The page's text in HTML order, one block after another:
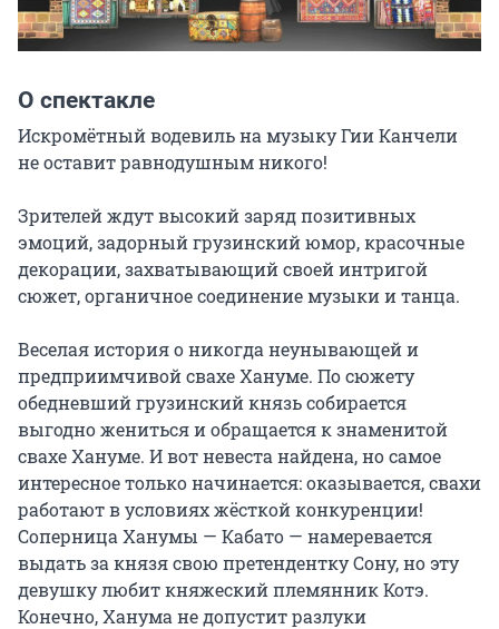
О спектакле
Искромётный водевиль на музыку Гии Канчели
не оставит равнодушным никого!
Зрителей ждут высокий заряд позитивных
эмоций, задорный грузинский юмор, красочные
декорации, захватывающий своей интригой
сюжет, органичное соединение музыки и танца.
Веселая история о никогда неунывающей и
предприимчивой свахе Хануме. По сюжету
обедневший грузинский князь собирается
выгодно жениться и обращается к знаменитой
свахе Хануме. И вот невеста найдена, но самое
интересное только начинается: оказывается, свахи
работают в условиях жёсткой конкуренции!
Соперница Ханумы — Кабато — намеревается
выдать за князя свою претендентку Сону, но эту
девушку любит княжеский племянник Котэ.
Конечно, Ханума не допустит разлуки